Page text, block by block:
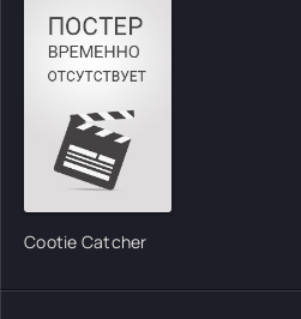
Cootie Catcher